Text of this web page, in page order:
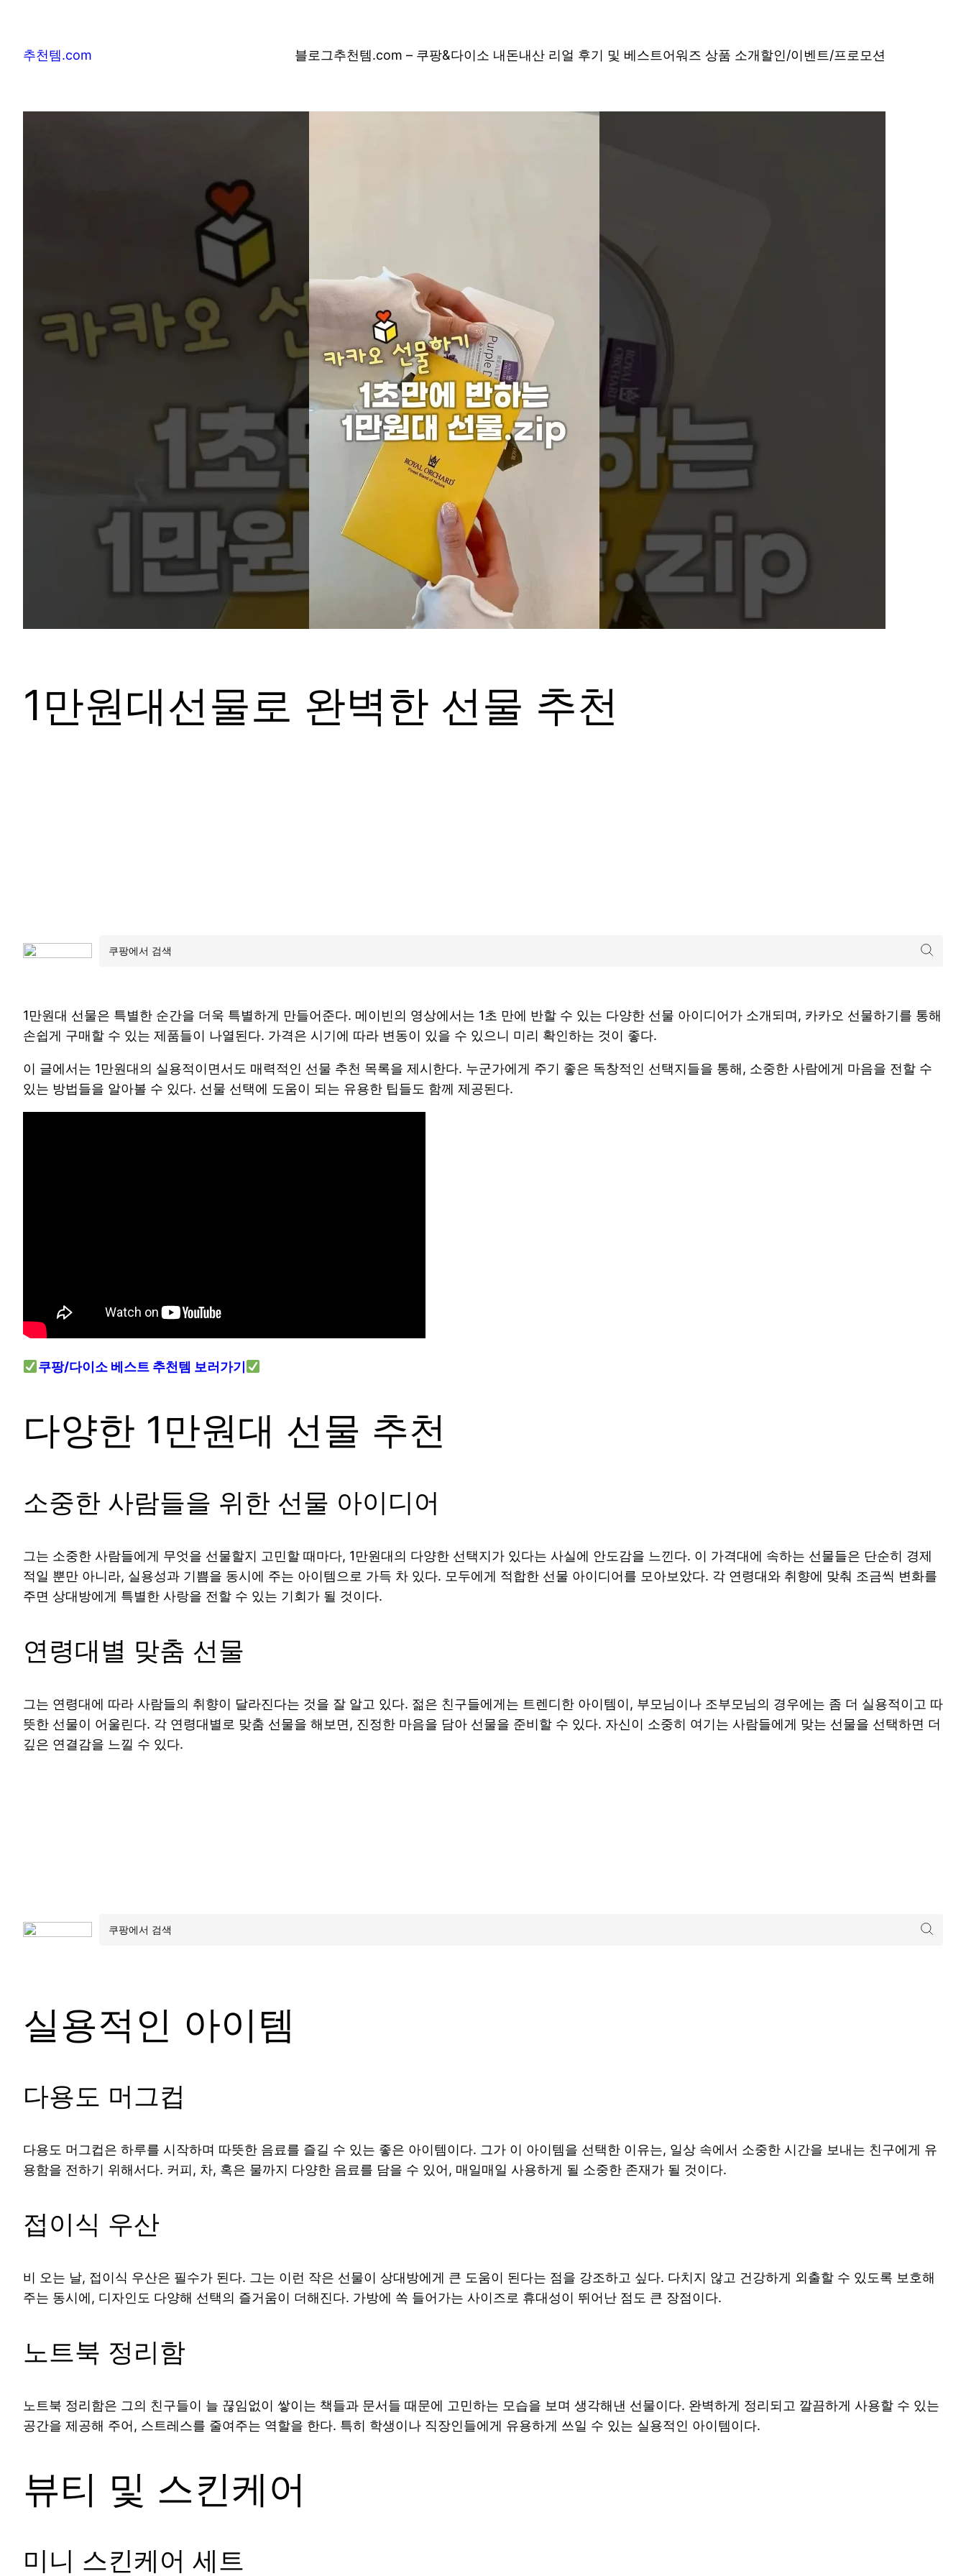
추천템.com 블로그추천템.com – 쿠팡&다이소 내돈내산 리얼 후기 및 베스트어워즈 상품 소개할인/이벤트/프로모션
1만원대선물로 완벽한 선물 추천
1만원대 선물은 특별한 순간을 더욱 특별하게 만들어준다. 메이빈의 영상에서는 1초 만에 반할 수 있는 다양한 선물 아이디어가 소개되며, 카카오 선물하기를 통해
손쉽게 구매할 수 있는 제품들이 나열된다. 가격은 시기에 따라 변동이 있을 수 있으니 미리 확인하는 것이 좋다.
이 글에서는 1만원대의 실용적이면서도 매력적인 선물 추천 목록을 제시한다. 누군가에게 주기 좋은 독창적인 선택지들을 통해, 소중한 사람에게 마음을 전할 수
있는 방법들을 알아볼 수 있다. 선물 선택에 도움이 되는 유용한 팁들도 함께 제공된다.
쿠팡/다이소 베스트 추천템 보러가기
다양한 1만원대 선물 추천
소중한 사람들을 위한 선물 아이디어
그는 소중한 사람들에게 무엇을 선물할지 고민할 때마다, 1만원대의 다양한 선택지가 있다는 사실에 안도감을 느낀다. 이 가격대에 속하는 선물들은 단순히 경제
적일 뿐만 아니라, 실용성과 기쁨을 동시에 주는 아이템으로 가득 차 있다. 모두에게 적합한 선물 아이디어를 모아보았다. 각 연령대와 취향에 맞춰 조금씩 변화를
주면 상대방에게 특별한 사랑을 전할 수 있는 기회가 될 것이다.
연령대별 맞춤 선물
그는 연령대에 따라 사람들의 취향이 달라진다는 것을 잘 알고 있다. 젊은 친구들에게는 트렌디한 아이템이, 부모님이나 조부모님의 경우에는 좀 더 실용적이고 따
뜻한 선물이 어울린다. 각 연령대별로 맞춤 선물을 해보면, 진정한 마음을 담아 선물을 준비할 수 있다. 자신이 소중히 여기는 사람들에게 맞는 선물을 선택하면 더
깊은 연결감을 느낄 수 있다.
실용적인 아이템
다용도 머그컵
다용도 머그컵은 하루를 시작하며 따뜻한 음료를 즐길 수 있는 좋은 아이템이다. 그가 이 아이템을 선택한 이유는, 일상 속에서 소중한 시간을 보내는 친구에게 유
용함을 전하기 위해서다. 커피, 차, 혹은 물까지 다양한 음료를 담을 수 있어, 매일매일 사용하게 될 소중한 존재가 될 것이다.
접이식 우산
비 오는 날, 접이식 우산은 필수가 된다. 그는 이런 작은 선물이 상대방에게 큰 도움이 된다는 점을 강조하고 싶다. 다치지 않고 건강하게 외출할 수 있도록 보호해
주는 동시에, 디자인도 다양해 선택의 즐거움이 더해진다. 가방에 쏙 들어가는 사이즈로 휴대성이 뛰어난 점도 큰 장점이다.
노트북 정리함
노트북 정리함은 그의 친구들이 늘 끊임없이 쌓이는 책들과 문서들 때문에 고민하는 모습을 보며 생각해낸 선물이다. 완벽하게 정리되고 깔끔하게 사용할 수 있는
공간을 제공해 주어, 스트레스를 줄여주는 역할을 한다. 특히 학생이나 직장인들에게 유용하게 쓰일 수 있는 실용적인 아이템이다.
뷰티 및 스킨케어
미니 스킨케어 세트